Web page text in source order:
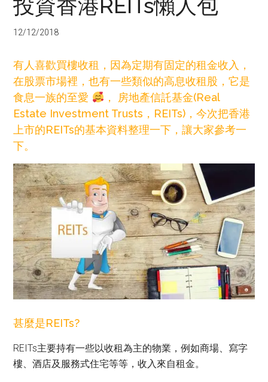
投資香港REITs懶人包
12/12/2018
有人喜歡買樓收租，因為定期有固定的租金收入，
在股票市場裡，也有一些類似的高息收租股，它是
食息一族的至愛
， 房地產信託基金(Real
Estate Investment Trusts，REITs)，今次把香港
上市的REITs的基本資料整理一下，讓大家參考一
下。
甚麼是REITs?
REITs主要持有一些以收租為主的物業，例如商場、寫字
樓、酒店及服務式住宅等等，收入來自租金。